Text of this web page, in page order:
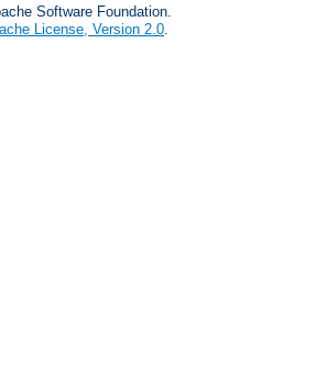
Software Foundation.
License, Version 2.0